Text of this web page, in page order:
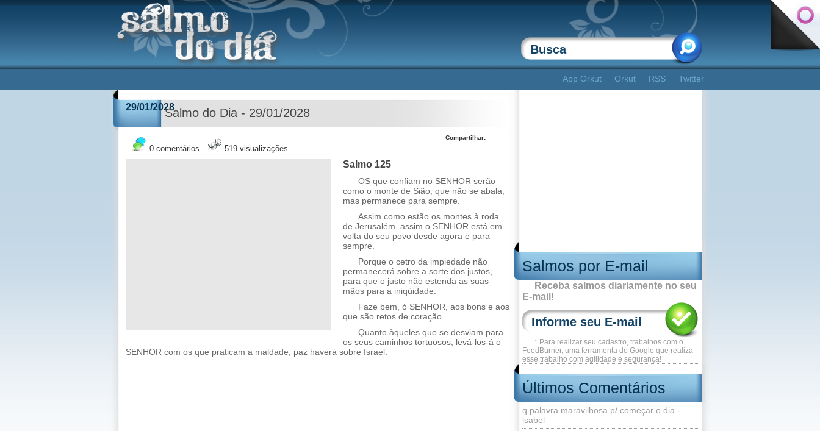
App Orkut Orkut RSS Twitter
Salmos por E-mail
Receba salmos diariamente no seu
E-mail!
* Para realizar seu cadastro, trabalhos com o
FeedBurner, uma ferramenta do Google que realiza
esse trabalho com agilidade e segurança!
Últimos Comentários
q palavra maravilhosa p/ começar o dia -
isabel
29/01/2028Salmo do Dia - 29/01/2028
0 comentários 519 visualizações
Compartilhar:
Salmo 125
OS que confiam no SENHOR serão
como o monte de Sião, que não se abala,
mas permanece para sempre.
Assim como estão os montes à roda
de Jerusalém, assim o SENHOR está em
volta do seu povo desde agora e para
sempre.
Porque o cetro da impiedade não
permanecerá sobre a sorte dos justos,
para que o justo não estenda as suas
mãos para a iniqüidade.
Faze bem, ó SENHOR, aos bons e aos
que são retos de coração.
Quanto àqueles que se desviam para
os seus caminhos tortuosos, levá-los-á o
SENHOR com os que praticam a maldade; paz haverá sobre Israel.